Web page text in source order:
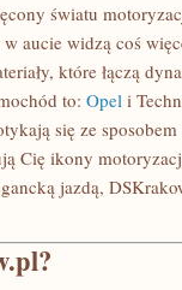
światu
aucie widzą coś
które łączą
to: Opel i
się ze
Cię ikony
jazdą,